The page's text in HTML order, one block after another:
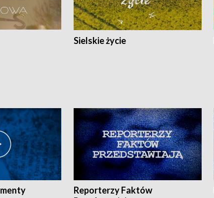
Sielskie życie
Reporterzy Faktów